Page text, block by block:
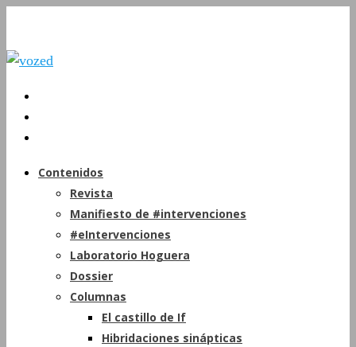
Contenidos
Revista
Manifiesto de #intervenciones
#eIntervenciones
Laboratorio Hoguera
Dossier
Columnas
El castillo de If
Hibridaciones sinápticas